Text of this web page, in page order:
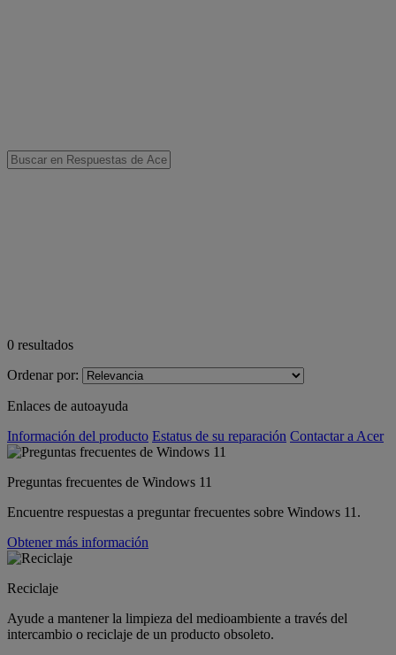
0 resultados
Ordenar por:
Enlaces de autoayuda
Información del producto Estatus de su reparación Contactar a Acer
Preguntas frecuentes de Windows 11
Encuentre respuestas a preguntar frecuentes sobre Windows 11.
Obtener más información
Reciclaje
Ayude a mantener la limpieza del medioambiente a través del
intercambio o reciclaje de un producto obsoleto.